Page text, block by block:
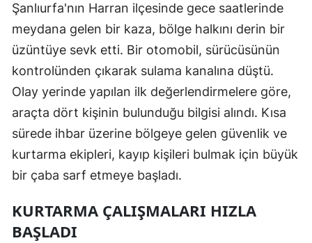
Erzurum
Eskişehir
Gaziantep
Giresun
Gümüşhane
Şanlıurfa'nın Harran ilçesinde gece saatlerinde
meydana gelen bir kaza, bölge halkını derin bir
üzüntüye sevk etti. Bir otomobil, sürücüsünün
kontrolünden çıkarak sulama kanalına düştü.
Olay yerinde yapılan ilk değerlendirmelere göre,
araçta dört kişinin bulunduğu bilgisi alındı. Kısa
sürede ihbar üzerine bölgeye gelen güvenlik ve
kurtarma ekipleri, kayıp kişileri bulmak için büyük
bir çaba sarf etmeye başladı.
KURTARMA ÇALIŞMALARI HIZLA
BAŞLADI